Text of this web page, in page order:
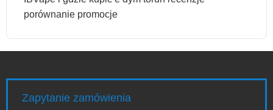
porównanie promocje
Zapytanie zamówienia